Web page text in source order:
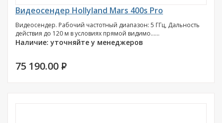
Видеосендер Hollyland Mars 400s Pro
Видеосендер. Рабочий частотный диапазон: 5 ГГц, Дальность
действия до 120 м в условиях прямой видимо......
Наличие: уточняйте у менеджеров
75 190.00 P